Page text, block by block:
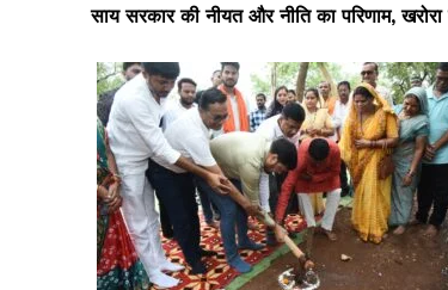
साय सरकार की नीयत और नीति का परिणाम,